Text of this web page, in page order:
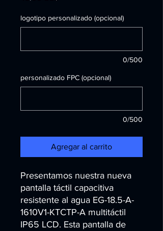
logotipo personalizado (opcional)
0/500
personalizado FPC (opcional)
0/500
Agregar al carrito
Presentamos nuestra nueva
pantalla táctil capacitiva
resistente al agua EG-18.5-A-
1610V1-KTCTP-A multitáctil
IP65 LCD. Esta pantalla de